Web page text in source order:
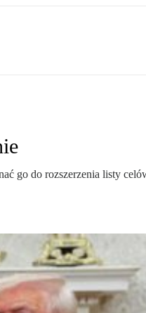
go do rozszerzenia listy